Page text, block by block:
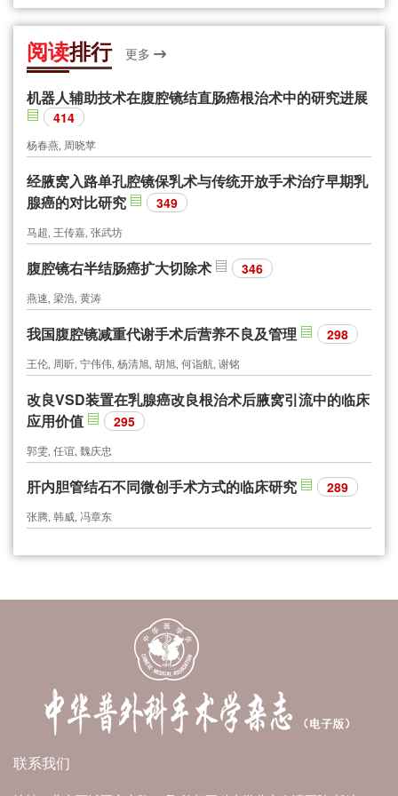
阅读排行 更多
机器人辅助技术在腹腔镜结直肠癌根治术中的研究进展
414
杨春燕, 周晓苹
经腋窝入路单孔腔镜保乳术与传统开放手术治疗早期乳
腺癌的对比研究
349
马超, 王传嘉, 张武坊
腹腔镜右半结肠癌扩大切除术 346
燕速, 梁浩, 黄涛
我国腹腔镜减重代谢手术后营养不良及管理 298
王伦, 周昕, 宁伟伟, 杨清旭, 胡旭, 何诣航, 谢铭
改良VSD装置在乳腺癌改良根治术后腋窝引流中的临床
应用价值
295
郭雯, 任谊, 魏庆忠
肝内胆管结石不同微创手术方式的临床研究 289
张腾, 韩威, 冯章东
联系我们